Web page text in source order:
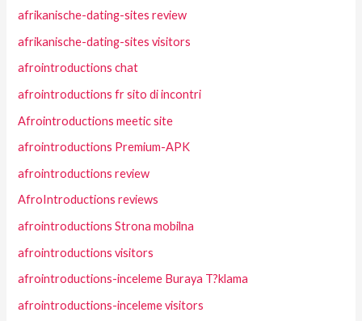
afrikanische-dating-sites review
afrikanische-dating-sites visitors
afrointroductions chat
afrointroductions fr sito di incontri
Afrointroductions meetic site
afrointroductions Premium-APK
afrointroductions review
AfroIntroductions reviews
afrointroductions Strona mobilna
afrointroductions visitors
afrointroductions-inceleme Buraya T?klama
afrointroductions-inceleme visitors